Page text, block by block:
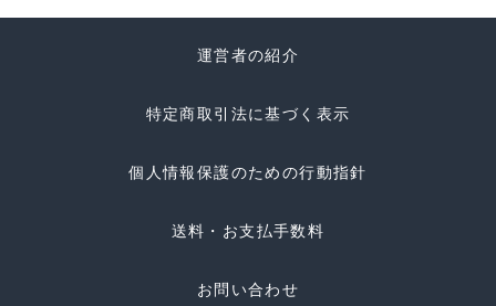
運営者の紹介
特定商取引法に基づく表示
個人情報保護のための行動指針
送料・お支払手数料
お問い合わせ